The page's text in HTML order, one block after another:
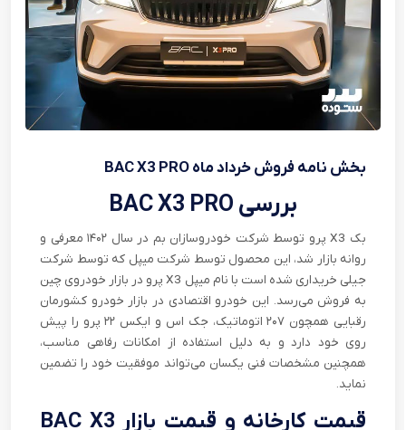
بخش نامه فروش خرداد ماه BAC X3 PRO
بررسی BAC X3 PRO
بک X3 پرو توسط شرکت خودروسازان بم در سال ۱۴۰۲ معرفی و
روانه بازار شد، این محصول توسط شرکت میپل که توسط شرکت
جیلی خریداری شده است با نام میپل X3 پرو در بازار خودروی چین
به فروش می‌رسد. این خودرو اقتصادی در بازار خودرو کشورمان
رقبایی همچون ۲۰۷ اتوماتیک، جک اس و ایکس ۲۲ پرو را پیش
روی خود دارد و به دلیل استفاده از امکانات رفاهی مناسب،
همچنین مشخصات فنی یکسان می‌تواند موفقیت خود را تضمین
نماید.
قیمت کارخانه و قیمت بازار BAC X3